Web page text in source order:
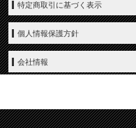
特定商取引に基づく表示
個人情報保護方針
会社情報